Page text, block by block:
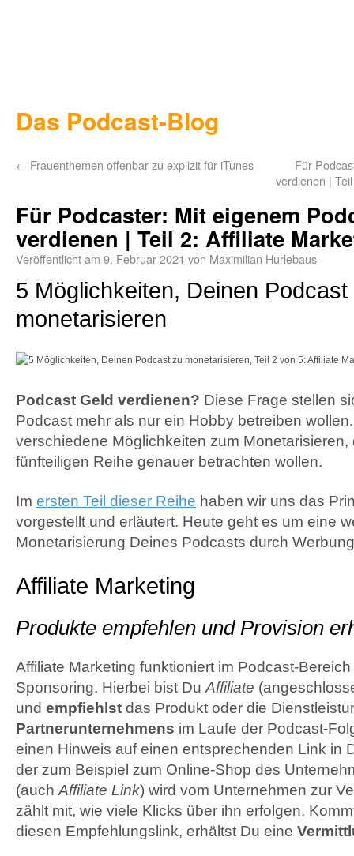
Das Podcast-Blog
← Frauenthemen offenbar zu explizit für iTunes
Für
verdienen |
Für Podcaster: Mit eigenem
verdienen | Teil 2: Affiliate
Veröffentlicht am 9. Februar 2021 von Maximilian Hurlebaus
5 Möglichkeiten, Deinen Podcast
monetarisieren
Podcast Geld verdienen? Diese Frage stellen
Podcast mehr als nur ein Hobby betreiben
verschiedene Möglichkeiten zum Monetarisieren,
fünfteiligen Reihe genauer betrachten wollen.
Im ersten Teil dieser Reihe haben wir uns das
vorgestellt und erläutert. Heute geht es um eine
Monetarisierung Deines Podcasts durch
Affiliate Marketing
Produkte empfehlen und Provision
Affiliate Marketing funktioniert im Podcast-
Sponsoring. Hierbei bist Du Affiliate
und empfiehlst das Produkt oder die
Partnerunternehmens im Laufe der Podcast-
einen Hinweis auf einen entsprechenden Link in
der zum Beispiel zum Online-Shop des
(auch Affiliate Link) wird vom Unternehmen zur
zählt mit, wie viele Klicks über ihn erfolgen.
diesen Empfehlungslink, erhältst Du eine